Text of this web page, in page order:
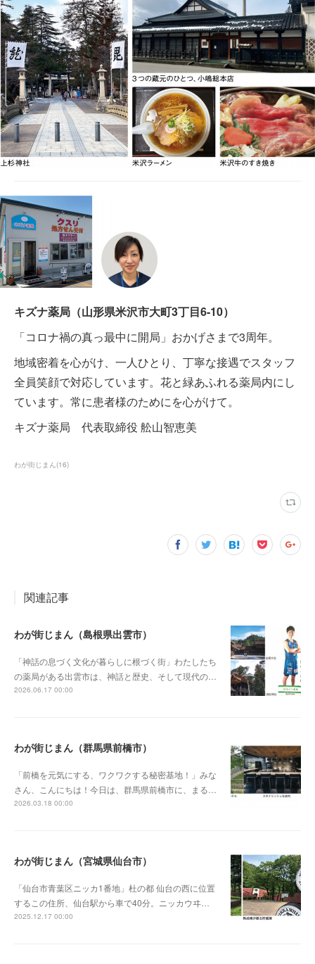
キズナ薬局（山形県米沢市大町3丁目6-10）
「コロナ禍の真っ最中に開局」おかげさまで3周年。
地域密着を心がけ、一人ひとり、丁寧な接遇でスタッフ
全員笑顔で対応しています。花と緑あふれる薬局内にし
ています。常に患者様のためにを心がけて。
キズナ薬局 代表取締役 舩山智恵美
わが街じまん (16)
関連記事
わが街じまん（島根県出雲市）
「神話の息づく文化が暮らしに根づく街」わたしたち
の薬局がある出雲市は、神話と歴史、そして現代の…
2026.06.17 00:00
わが街じまん（群馬県前橋市）
「前橋を元気にする、ワクワクする秘密基地！」みな
さん、こんにちは！今日は、群馬県前橋市に、まる…
2026.03.18 00:00
わが街じまん（宮城県仙台市）
「仙台市青葉区ニッカ1番地」杜の都 仙台の西に位置
するこの住所、仙台駅から車で40分。ニッカウヰ…
2025.12.17 00:00